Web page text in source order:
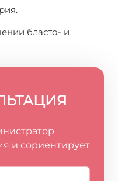
бласто- и
и сориентирует